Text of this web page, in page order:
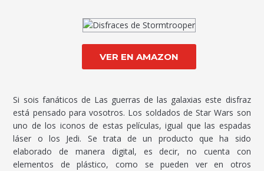
VER EN AMAZON
Si sois fanáticos de Las guerras de las galaxias este disfraz
está pensado para vosotros. Los soldados de Star Wars son
uno de los iconos de estas películas, igual que las espadas
láser o los Jedi. Se trata de un producto que ha sido
elaborado de manera digital, es decir, no cuenta con
elementos de plástico, como se pueden ver en otros